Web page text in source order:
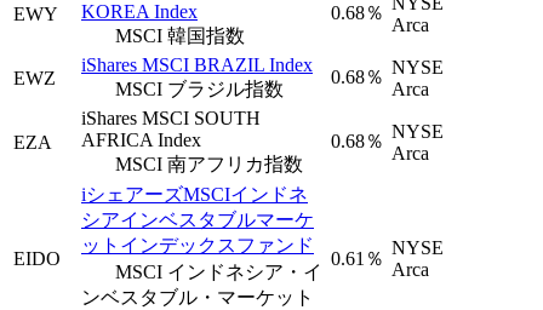
EWY
KOREA Index
MSCI 韓国指数
0.68％
Arca
EWZ
iShares MSCI BRAZIL Index
MSCI ブラジル指数
0.68％ NYSE
Arca
EZA
iShares MSCI SOUTH
AFRICA Index
MSCI 南アフリカ指数
0.68％ NYSE
Arca
EIDO
iシェアーズMSCIインドネ
シアインベスタブルマーケ
ットインデックスファンド
MSCI インドネシア・イ
ンベスタブル・マーケット
0.61％
NYSE
Arca